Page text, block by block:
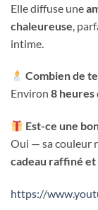
Elle diffuse une
chaleureuse ,
intime.
Combien de
Environ 8 heures
Est-ce une
Oui — sa couleur
cadeau raffiné
https://